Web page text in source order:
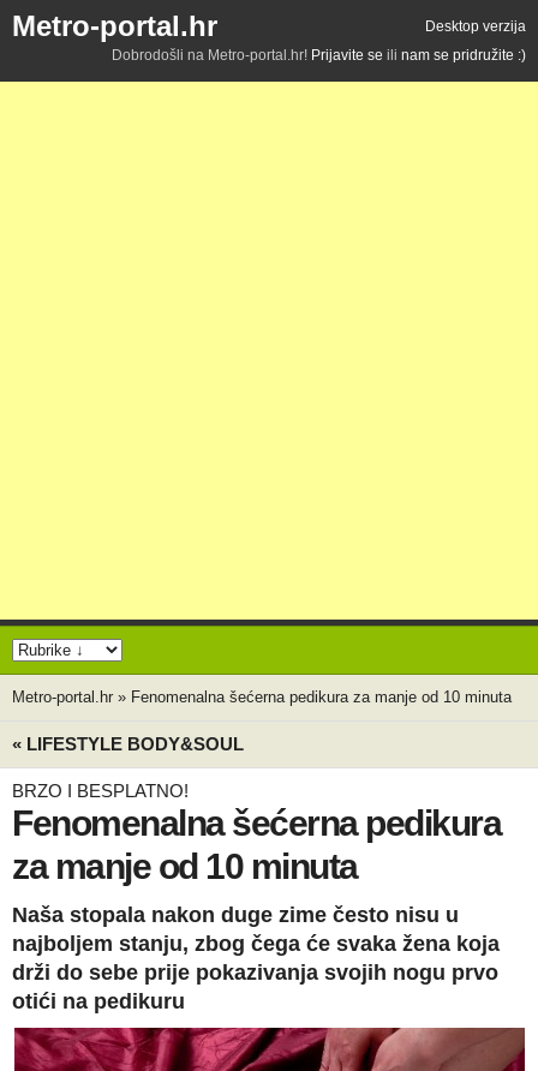
Metro-portal.hr
Desktop verzija
Dobrodošli na Metro-portal.hr! Prijavite se ili nam se pridružite :)
Metro-portal.hr » Fenomenalna šećerna pedikura za manje od 10 minuta
« LIFESTYLE BODY&SOUL
BRZO I BESPLATNO!
Fenomenalna šećerna pedikura
za manje od 10 minuta
Naša stopala nakon duge zime često nisu u
najboljem stanju, zbog čega će svaka žena koja
drži do sebe prije pokazivanja svojih nogu prvo
otići na pedikuru